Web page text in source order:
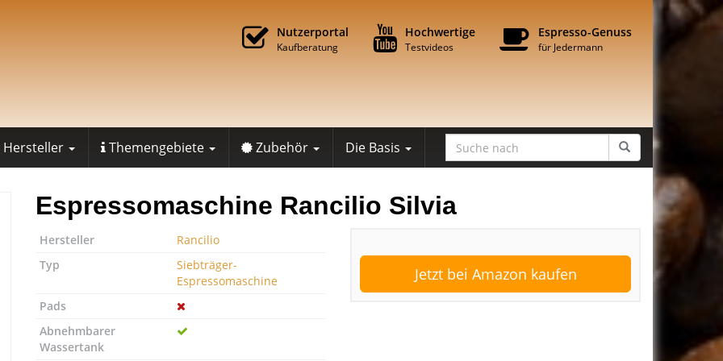
Nutzerportal
Kaufberatung
Hochwertige
Testvideos
Espresso-Genuss
für Jedermann
Hersteller Themengebiete Zubehör Die Basis
Espressomaschine Rancilio Silvia
Jetzt bei Amazon kaufen
Hersteller
Rancilio
Typ
Siebträger-
Espressomaschine
Pads
Abnehmbarer
Wassertank